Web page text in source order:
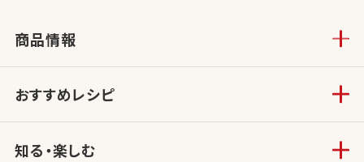
商品情報
おすすめレシピ
知る・楽しむ